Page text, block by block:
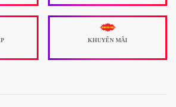
KHUYẾN MÃI